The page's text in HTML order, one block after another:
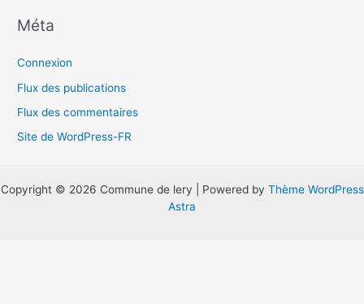
Méta
Connexion
Flux des publications
Flux des commentaires
Site de WordPress-FR
Copyright © 2026 Commune de lery | Powered by Thème WordPress
Astra